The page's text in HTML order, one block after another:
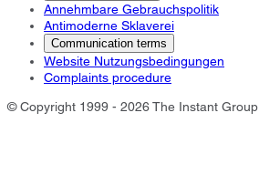
Annehmbare Gebrauchspolitik
Antimoderne Sklaverei
Communication terms
Website Nutzungsbedingungen
Complaints procedure
© Copyright 1999 - 2026 The Instant Group